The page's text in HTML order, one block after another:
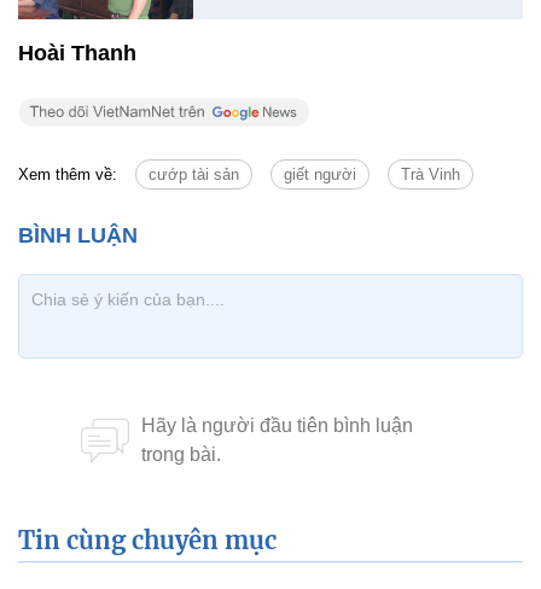
Hoài Thanh
Xem thêm về: cướp tài sản giết người Trà Vinh
Tin cùng chuyên mục